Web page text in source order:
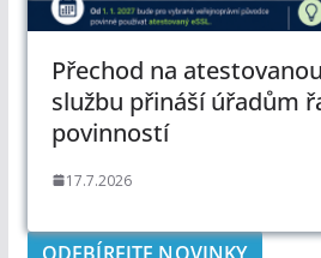
Přechod na
službu přináší úřadům
povinností
17.7.2026